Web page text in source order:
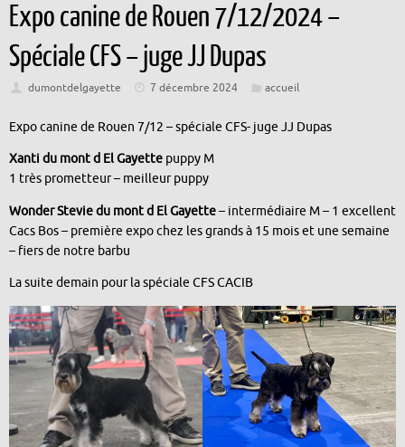
Expo canine de Rouen 7/12/2024 –
Spéciale CFS – juge JJ Dupas
dumontdelgayette 7 décembre 2024 accueil
Expo canine de Rouen 7/12 – spéciale CFS- juge JJ Dupas
Xanti du mont d El Gayette puppy M
1 très prometteur – meilleur puppy
Wonder Stevie du mont d El Gayette– intermédiaire M – 1 excellent
Cacs Bos – première expo chez les grands à 15 mois et une semaine
– fiers de notre barbu
La suite demain pour la spéciale CFS CACIB